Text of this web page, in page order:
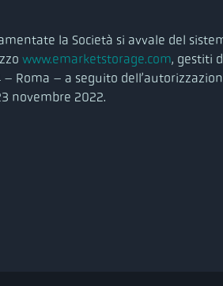
la Società si avvale del
www.emarketstorage.com, gestiti
– Roma – a seguito
novembre 2022.